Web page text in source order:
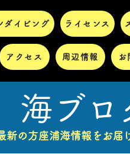
ダイビング ライセンス
アクセス 周辺情報 お
海ブロ
新の方座浦海情報をお届